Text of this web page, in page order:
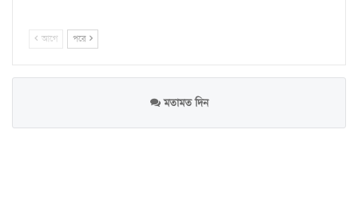
আগে পরে
মতামত দিন